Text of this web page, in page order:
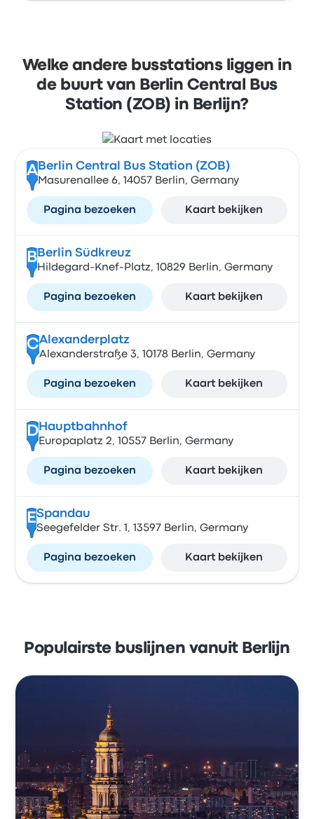
Welke andere busstations liggen in
de buurt van Berlin Central Bus
Station (ZOB) in Berlijn?
A Berlin Central Bus Station (ZOB)
Masurenallee 6, 14057 Berlin, Germany
Pagina bezoeken Kaart bekijken
B Berlin Südkreuz
Hildegard-Knef-Platz, 10829 Berlin, Germany
Pagina bezoeken Kaart bekijken
CAlexanderplatz
Alexanderstraße 3, 10178 Berlin, Germany
Pagina bezoeken Kaart bekijken
DHauptbahnhof
Europaplatz 2, 10557 Berlin, Germany
Pagina bezoeken Kaart bekijken
ESpandau
Seegefelder Str. 1, 13597 Berlin, Germany
Pagina bezoeken Kaart bekijken
Populairste buslijnen vanuit Berlijn